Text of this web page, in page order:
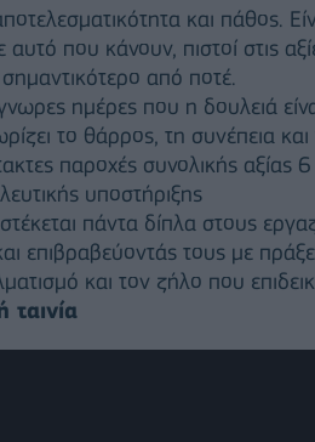
και πάθος.
αυτό που κάνουν, πιστοί στις
από ποτέ.
ημέρες που η δουλειά
το θάρρος, τη συνέπεια
παροχές συνολικής
υποστήριξης
πάντα δίπλα στους
επιβραβεύοντάς τους με
και τον ζήλο που
ταινία